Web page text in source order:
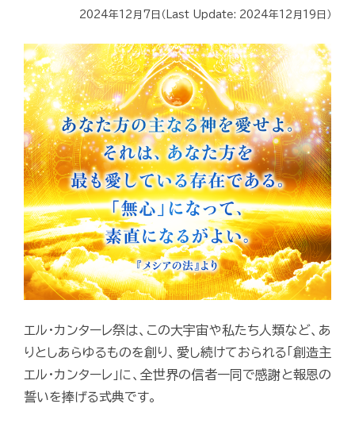
2024年12月7日 （Last Update: 2024年12月19日 ）
エル・カンターレ祭は、この大宇宙や私たち人類など、あ
りとしあらゆるものを創り、愛し続けておられる「創造主
エル・カンターレ」に、全世界の信者一同で感謝と報恩の
誓いを捧げる式典です。